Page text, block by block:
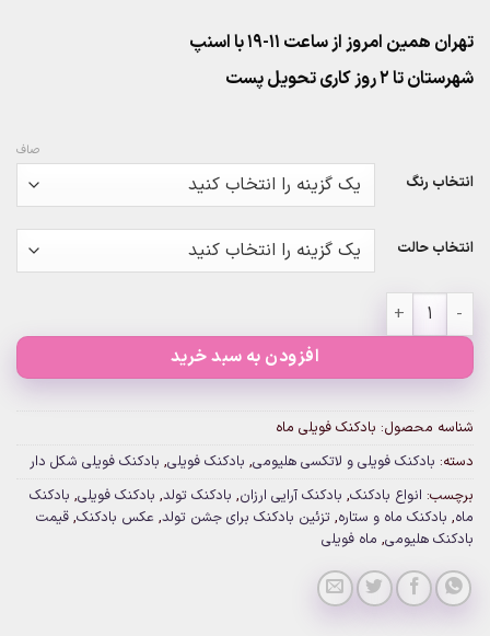
تهران همین امروز از ساعت ۱۱-۱۹ با اسنپ
شهرستان تا 2 روز کاری تحویل پست
انتخاب رنگ
انتخاب حالت
صاف
بادکنک فویلی ماه عدد
افزودن به سبد خرید
شناسه محصول: بادکنک فویلی ماه
دسته: بادکنک فویلی و لاتکسی هلیومی, بادکنک فویلی, بادکنک فویلی شکل دار
برچسب: انواع بادکنک, بادکنک آرایی ارزان, بادکنک تولد, بادکنک فویلی, بادکنک
ماه, بادکنک ماه و ستاره, تزئین بادکنک برای جشن تولد, عکس بادکنک, قیمت
بادکنک هلیومی, ماه فویلی